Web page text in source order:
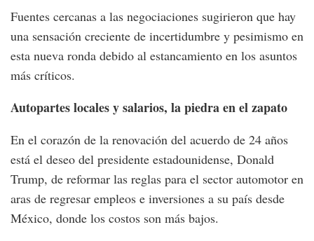
Fuentes cercanas a las negociaciones sugirieron que hay
una sensación creciente de incertidumbre y pesimismo en
esta nueva ronda debido al estancamiento en los asuntos
más críticos.
Autopartes locales y salarios, la piedra en el zapato
En el corazón de la renovación del acuerdo de 24 años
está el deseo del presidente estadounidense, Donald
Trump, de reformar las reglas para el sector automotor en
aras de regresar empleos e inversiones a su país desde
México, donde los costos son más bajos.